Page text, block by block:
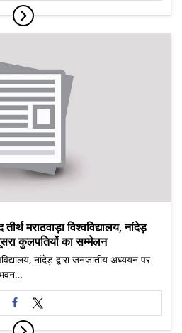
मराठवाड़ा विश्वविद्यालय, नांदेड़
कुलपतियों का सम्मेलन
नांदेड़ द्वारा जनजातीय अध्ययन पर